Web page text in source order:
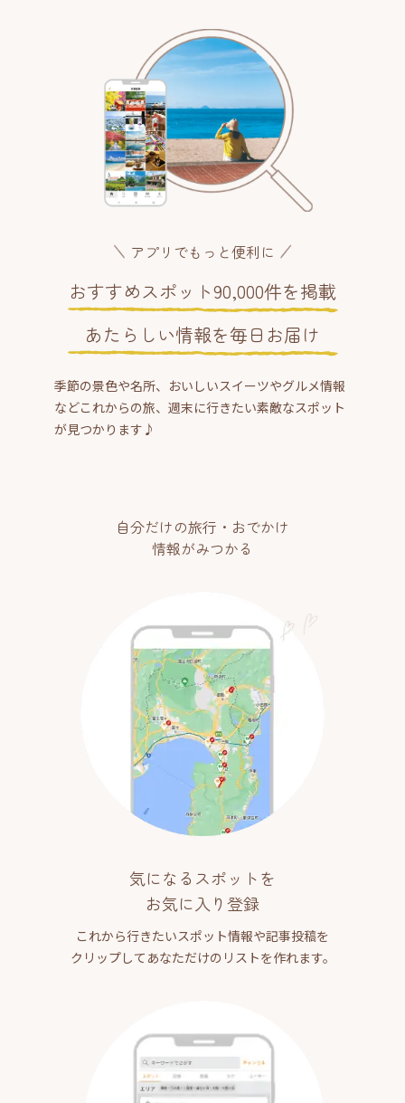
アプリでもっと便利に
おすすめスポット90,000件を掲載
あたらしい情報を毎日お届け
季節の景色や名所、おいしいスイーツやグルメ情報
などこれからの旅、週末に行きたい素敵なスポット
が見つかります♪
自分だけの旅行・おでかけ
情報がみつかる
気になるスポットを
お気に入り登録
これから行きたいスポット情報や記事投稿を
クリップしてあなただけのリストを作れます。